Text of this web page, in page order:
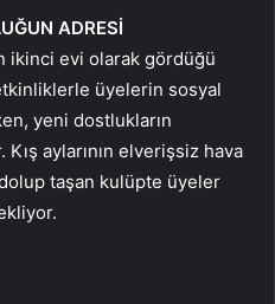
ADRESİ
ikinci evi olarak gördüğü
üyelerin sosyal
yeni dostlukların
aylarının elverişsiz hava
taşan kulüpte üyeler